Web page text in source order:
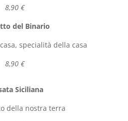
8,90 €
del Binario
specialità della casa
8,90 €
Siciliana
della nostra terra